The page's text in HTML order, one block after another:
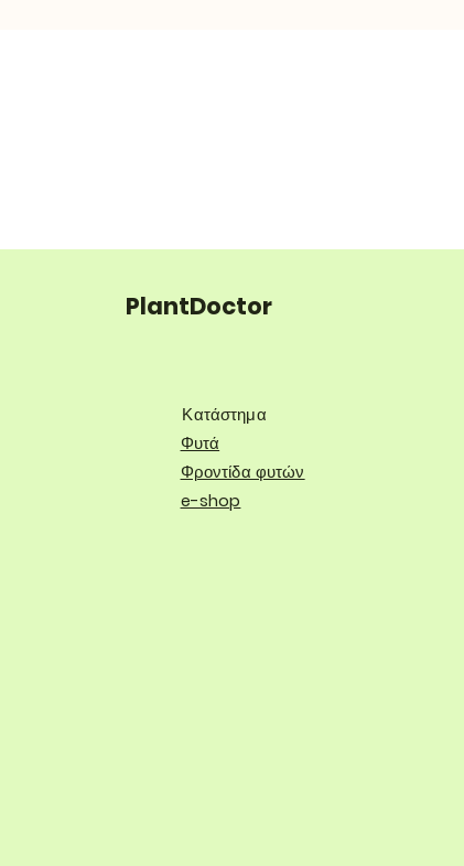
PlantDoctor
Κατάστημα
Φυτά
Φροντίδα φυτών
e-shop